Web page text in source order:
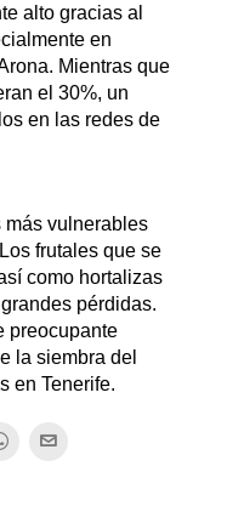
alto gracias al
en
Mientras que
el 30%, un
en las redes de
más vulnerables
frutales que se
como hortalizas
pérdidas.
preocupante
la siembra del
en Tenerife.